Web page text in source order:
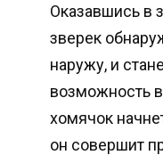
Оказавшись в
зверек
наружу, и
возможность
хомячок
он совершит